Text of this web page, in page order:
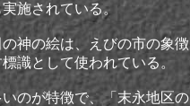
施されている。
神の絵は、えびの市の象徴
識として使われている。
のが特徴で、「末永地区の